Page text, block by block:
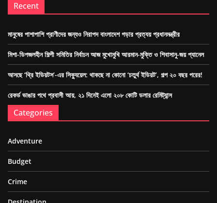
Recent
মানুষের পাশাপাশি প্রাণীদের জন্যও নিরাপদ বাংলাদেশ গড়ার প্রত্যয় প্রধানমন্ত্রীর
মিশা-ডিপজলহীন শিল্পী সমিতির নির্বাচন আজ মুখোমুখি আরমান-মুক্তি ও শিবাসানু-জয় প্যানেল
আসছে ‘থ্রি ইডিয়টস’-এর সিক্যুয়েল: থাকছে না কোনো ‘চতুর্থ ইডিয়ট’, গল্প ২০ বছর পরের!
রেকর্ড ভাঙার পথে প্রবাসী আয়, ২১ দিনেই এলো ২০৮ কোটি ডলার রেমিট্যান্স
Categories
Adventure
Budget
Crime